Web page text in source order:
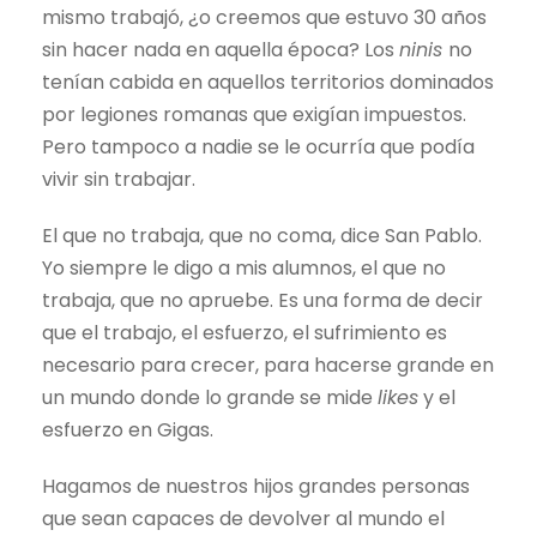
mismo trabajó, ¿o creemos que estuvo 30 años
sin hacer nada en aquella época? Los ninis no
tenían cabida en aquellos territorios dominados
por legiones romanas que exigían impuestos.
Pero tampoco a nadie se le ocurría que podía
vivir sin trabajar.
El que no trabaja, que no coma, dice San Pablo.
Yo siempre le digo a mis alumnos, el que no
trabaja, que no apruebe. Es una forma de decir
que el trabajo, el esfuerzo, el sufrimiento es
necesario para crecer, para hacerse grande en
un mundo donde lo grande se mide likesy el
esfuerzo en Gigas.
Hagamos de nuestros hijos grandes personas
que sean capaces de devolver al mundo el